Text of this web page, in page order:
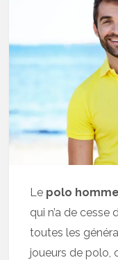
Le polo homme
qui n’a de
toutes les
joueurs de polo,